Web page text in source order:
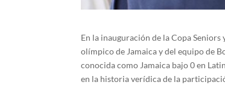
En la inauguración de la Copa
olímpico de Jamaica y del equipo de
conocida como Jamaica bajo 0 en
en la historia verídica de la